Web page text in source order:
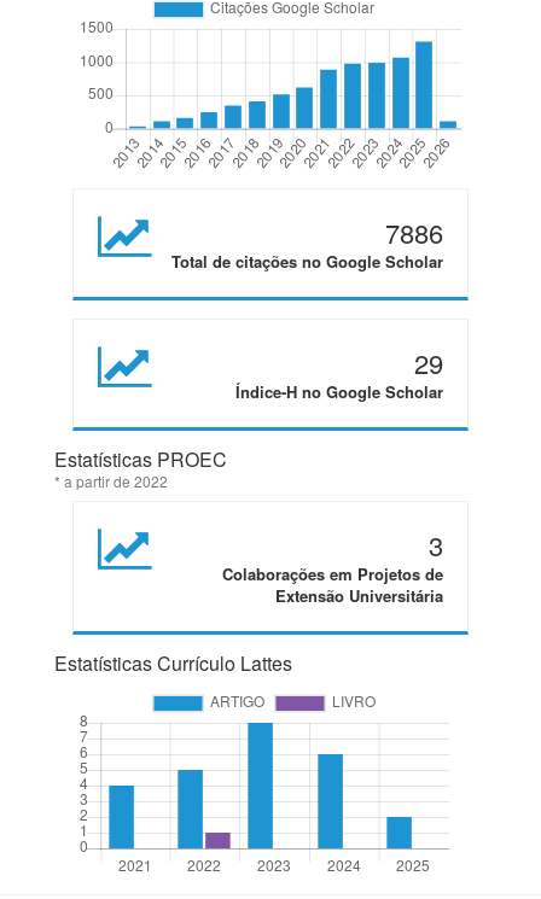
7886
Total de citações no Google Scholar
29
Índice-H no Google Scholar
Estatísticas PROEC
* a partir de 2022
3
Colaborações em Projetos de
Extensão Universitária
Estatísticas Currículo Lattes